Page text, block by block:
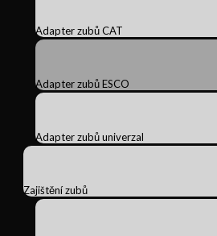
Adapter zubů CAT
Adapter zubů ESCO
Adapter zubů univerzal
Zajištění zubů